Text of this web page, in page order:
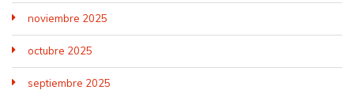
noviembre 2025
octubre 2025
septiembre 2025